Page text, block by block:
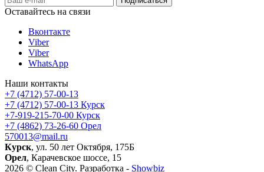
Оставайтесь на связи
Вконтакте
Viber
Viber
WhatsApp
Наши контакты
+7 (4712) 57-00-13
+7 (4712) 57-00-13 Курск
+7-919-215-70-00 Курск
+7 (4862) 73-26-60 Орел
570013@mail.ru
Курск, ул. 50 лет Октября, 175Б
Орел, Карачевское шоссе, 15
2026 © Clean City. Разработка - Showbiz